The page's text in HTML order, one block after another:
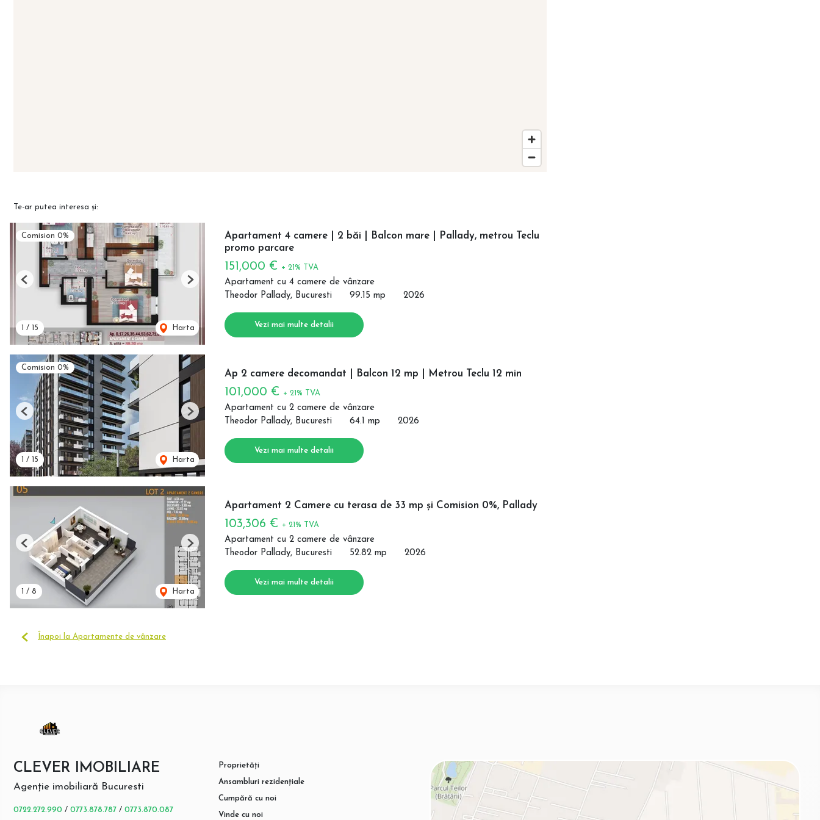
Te-ar putea interesa și:
Comision 0%
/ 15 Harta
Previous Next
Apartament 4 camere | 2 băi | Balcon mare | Pallady, metrou Teclu
promo parcare
151,000 € + 21% TVA
Apartament cu 4 camere de vânzare
Theodor Pallady, Bucuresti
99.15 mp 2026
Vezi mai multe detalii
Comision 0%
/ 15 Harta
Previous Next
Ap 2 camere decomandat | Balcon 12 mp | Metrou Teclu 12 min
101,000 € + 21% TVA
Apartament cu 2 camere de vânzare
Theodor Pallady, Bucuresti
64.1 mp 2026
Vezi mai multe detalii
/ 8 Harta
Previous Next
Apartament 2 Camere cu terasa de 33 mp și Comision 0%, Pallady
103,306 € + 21% TVA
Apartament cu 2 camere de vânzare
Theodor Pallady, Bucuresti
52.82 mp 2026
Vezi mai multe detalii
Înapoi la Apartamente de vânzare
CLEVER IMOBILIARE
Agenție imobiliară Bucuresti
0722.272.990 / 0773.878.787 / 0773.870.087
Proprietăți
Ansambluri rezidențiale
Cumpără cu noi
Vinde cu noi